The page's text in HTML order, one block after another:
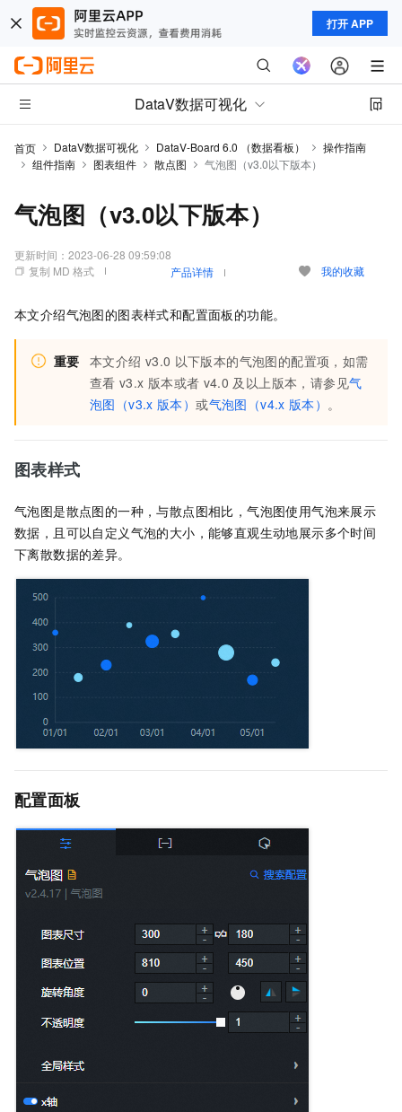
打开 APP
DataV数据可视化
首页 DataV数据可视化 DataV-Board 6.0 （数据看板）
操作指南
组件指南
图表组件 散点图 气泡图（v3.0以下版本）
气泡图（v3.0以下版本）
更新时间： 2023-06-28 09:59:08
复制 MD 格式
产品详情 我的收藏
本文介绍气泡图的图表样式和配置面板的功能。
重要 本文介绍 v3.0 以下版本的气泡图的配置项，如需
查看 v3.x 版本或者 v4.0 及以上版本，请参见气
泡图（v3.x 版本）或气泡图（v4.x 版本） 。
图表样式
气泡图是散点图的一种，与散点图相比，气泡图使用气泡来展示
数据，且可以自定义气泡的大小，能够直观生动地展示多个时间
下离散数据的差异。
配置面板